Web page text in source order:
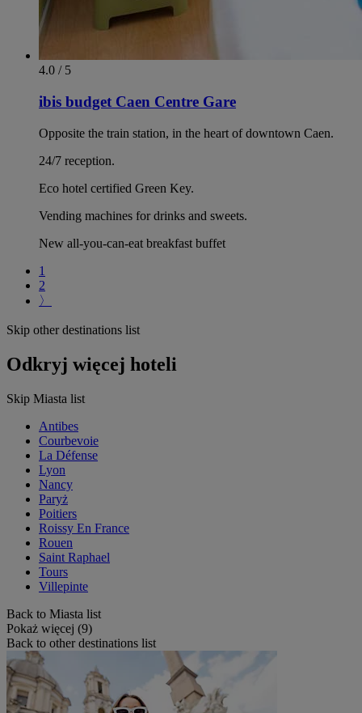
4.0 / 5
ibis budget Caen Centre Gare
Opposite the train station, in the heart of downtown Caen.
24/7 reception.
Eco hotel certified Green Key.
Vending machines for drinks and sweets.
New all-you-can-eat breakfast buffet
1
2
〉
Skip other destinations list
Odkryj więcej hoteli
Skip Miasta list
Antibes
Courbevoie
La Défense
Lyon
Nancy
Paryż
Poitiers
Roissy En France
Rouen
Saint Raphael
Tours
Villepinte
Back to Miasta list
Pokaż więcej (9)
Back to other destinations list